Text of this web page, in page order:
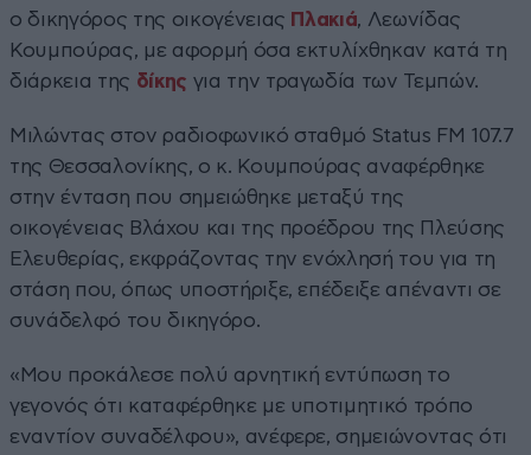
ο δικηγόρος της οικογένειας Πλακιά, Λεωνίδας
Κουμπούρας, με αφορμή όσα εκτυλίχθηκαν κατά τη
διάρκεια της δίκης για την τραγωδία των Τεμπών.
Μιλώντας στον ραδιοφωνικό σταθμό Status FM 107.7
της Θεσσαλονίκης, ο κ. Κουμπούρας αναφέρθηκε
στην ένταση που σημειώθηκε μεταξύ της
οικογένειας Βλάχου και της προέδρου της Πλεύσης
Ελευθερίας, εκφράζοντας την ενόχλησή του για τη
στάση που, όπως υποστήριξε, επέδειξε απέναντι σε
συνάδελφό του δικηγόρο.
«Μου προκάλεσε πολύ αρνητική εντύπωση το
γεγονός ότι καταφέρθηκε με υποτιμητικό τρόπο
εναντίον συναδέλφου», ανέφερε, σημειώνοντας ότι